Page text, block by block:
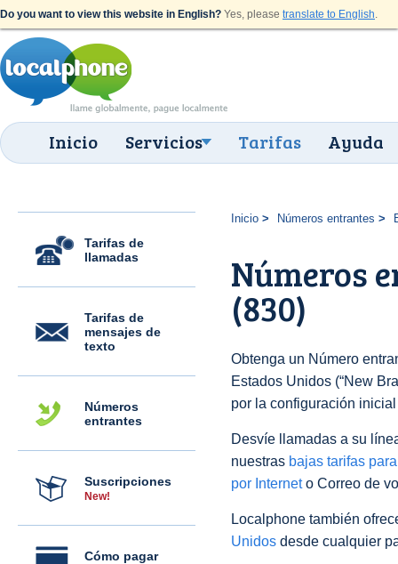
Do you want to view this website in English? Yes, please translate to English.
Inicio Servicios Tarifas Ayuda
Tarifas de
llamadas
Tarifas de
mensajes de
texto
Números
entrantes
Suscripciones
New!
Cómo pagar
Inicio Números entrantes
Números
(830)
Obtenga un Número
Estados Unidos (“New
por la configuración
Desvíe llamadas a su
nuestras bajas tarifas
por Interneto Correo de
Localphone también
Unidos desde cualquier